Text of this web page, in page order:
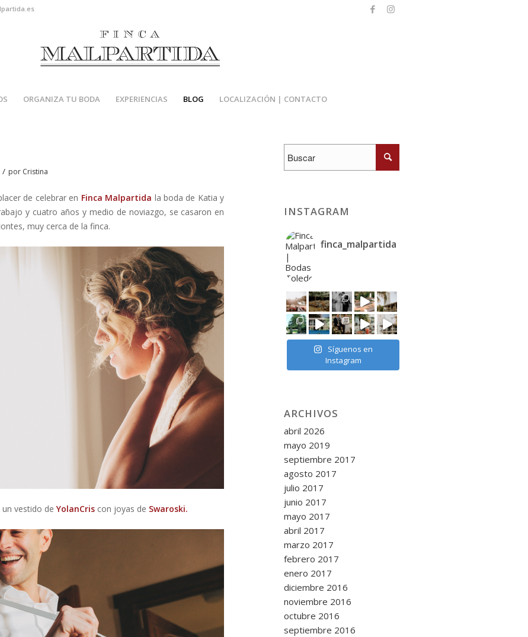
ORGANIZA TU BODA EXPERIENCIAS BLOG LOCALIZACIÓN | CONTACTO
/ por Cristina
de celebrar en Finca Malpartida la boda de Katia y
y cuatro años y medio de noviazgo, se casaron en
muy cerca de la finca.
vestido de YolanCris con joyas de Swaroski.
INSTAGRAM
finca_malpartida
Síguenos en
Instagram
ARCHIVOS
abril 2026
mayo 2019
septiembre 2017
agosto 2017
julio 2017
junio 2017
mayo 2017
abril 2017
marzo 2017
febrero 2017
enero 2017
diciembre 2016
noviembre 2016
octubre 2016
septiembre 2016